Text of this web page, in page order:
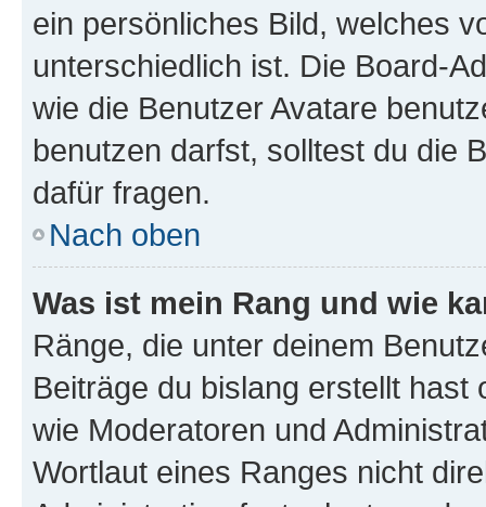
ein persönliches Bild, welches
unterschiedlich ist. Die Board-
wie die Benutzer Avatare
benutzen darfst, solltest du die
dafür fragen.
Nach oben
Was ist mein Rang und wie
Ränge, die unter deinem
Beiträge du bislang erstellt
wie Moderatoren und
Wortlaut eines Ranges nicht